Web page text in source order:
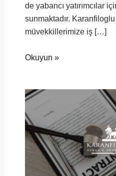
de yabancı yatırımcılar
sunmaktadır.
müvekkillerimize iş […]
Okuyun »